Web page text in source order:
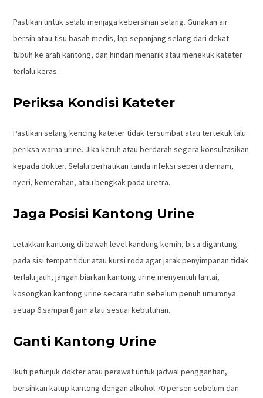
Pastikan untuk selalu menjaga kebersihan selang. Gunakan air
bersih atau tisu basah medis, lap sepanjang selang dari dekat
tubuh ke arah kantong, dan hindari menarik atau menekuk kateter
terlalu keras.
Periksa Kondisi Kateter
Pastikan selang kencing kateter tidak tersumbat atau tertekuk lalu
periksa warna urine. Jika keruh atau berdarah segera konsultasikan
kepada dokter. Selalu perhatikan tanda infeksi seperti demam,
nyeri, kemerahan, atau bengkak pada uretra.
Jaga Posisi Kantong Urine
Letakkan kantong di bawah level kandung kemih, bisa digantung
pada sisi tempat tidur atau kursi roda agar jarak penyimpanan tidak
terlalu jauh, jangan biarkan kantong urine menyentuh lantai,
kosongkan kantong urine secara rutin sebelum penuh umumnya
setiap 6 sampai 8 jam atau sesuai kebutuhan.
Ganti Kantong Urine
Ikuti petunjuk dokter atau perawat untuk jadwal penggantian,
bersihkan katup kantong dengan alkohol 70 persen sebelum dan